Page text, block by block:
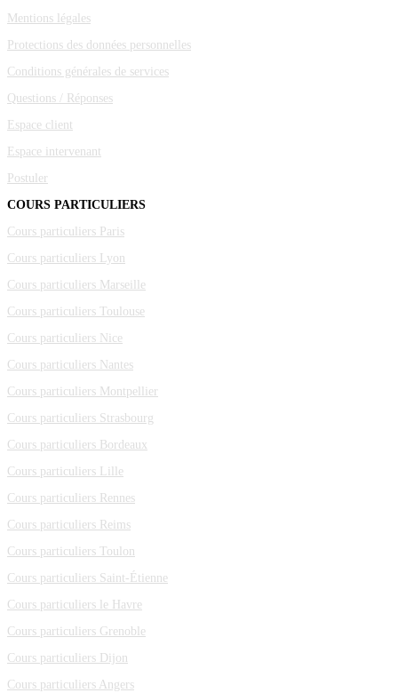
Mentions légales
Protections des données personnelles
Conditions générales de services
Questions / Réponses
Espace client
Espace intervenant
Postuler
COURS PARTICULIERS
Cours particuliers Paris
Cours particuliers Lyon
Cours particuliers Marseille
Cours particuliers Toulouse
Cours particuliers Nice
Cours particuliers Nantes
Cours particuliers Montpellier
Cours particuliers Strasbourg
Cours particuliers Bordeaux
Cours particuliers Lille
Cours particuliers Rennes
Cours particuliers Reims
Cours particuliers Toulon
Cours particuliers Saint-Étienne
Cours particuliers le Havre
Cours particuliers Grenoble
Cours particuliers Dijon
Cours particuliers Angers